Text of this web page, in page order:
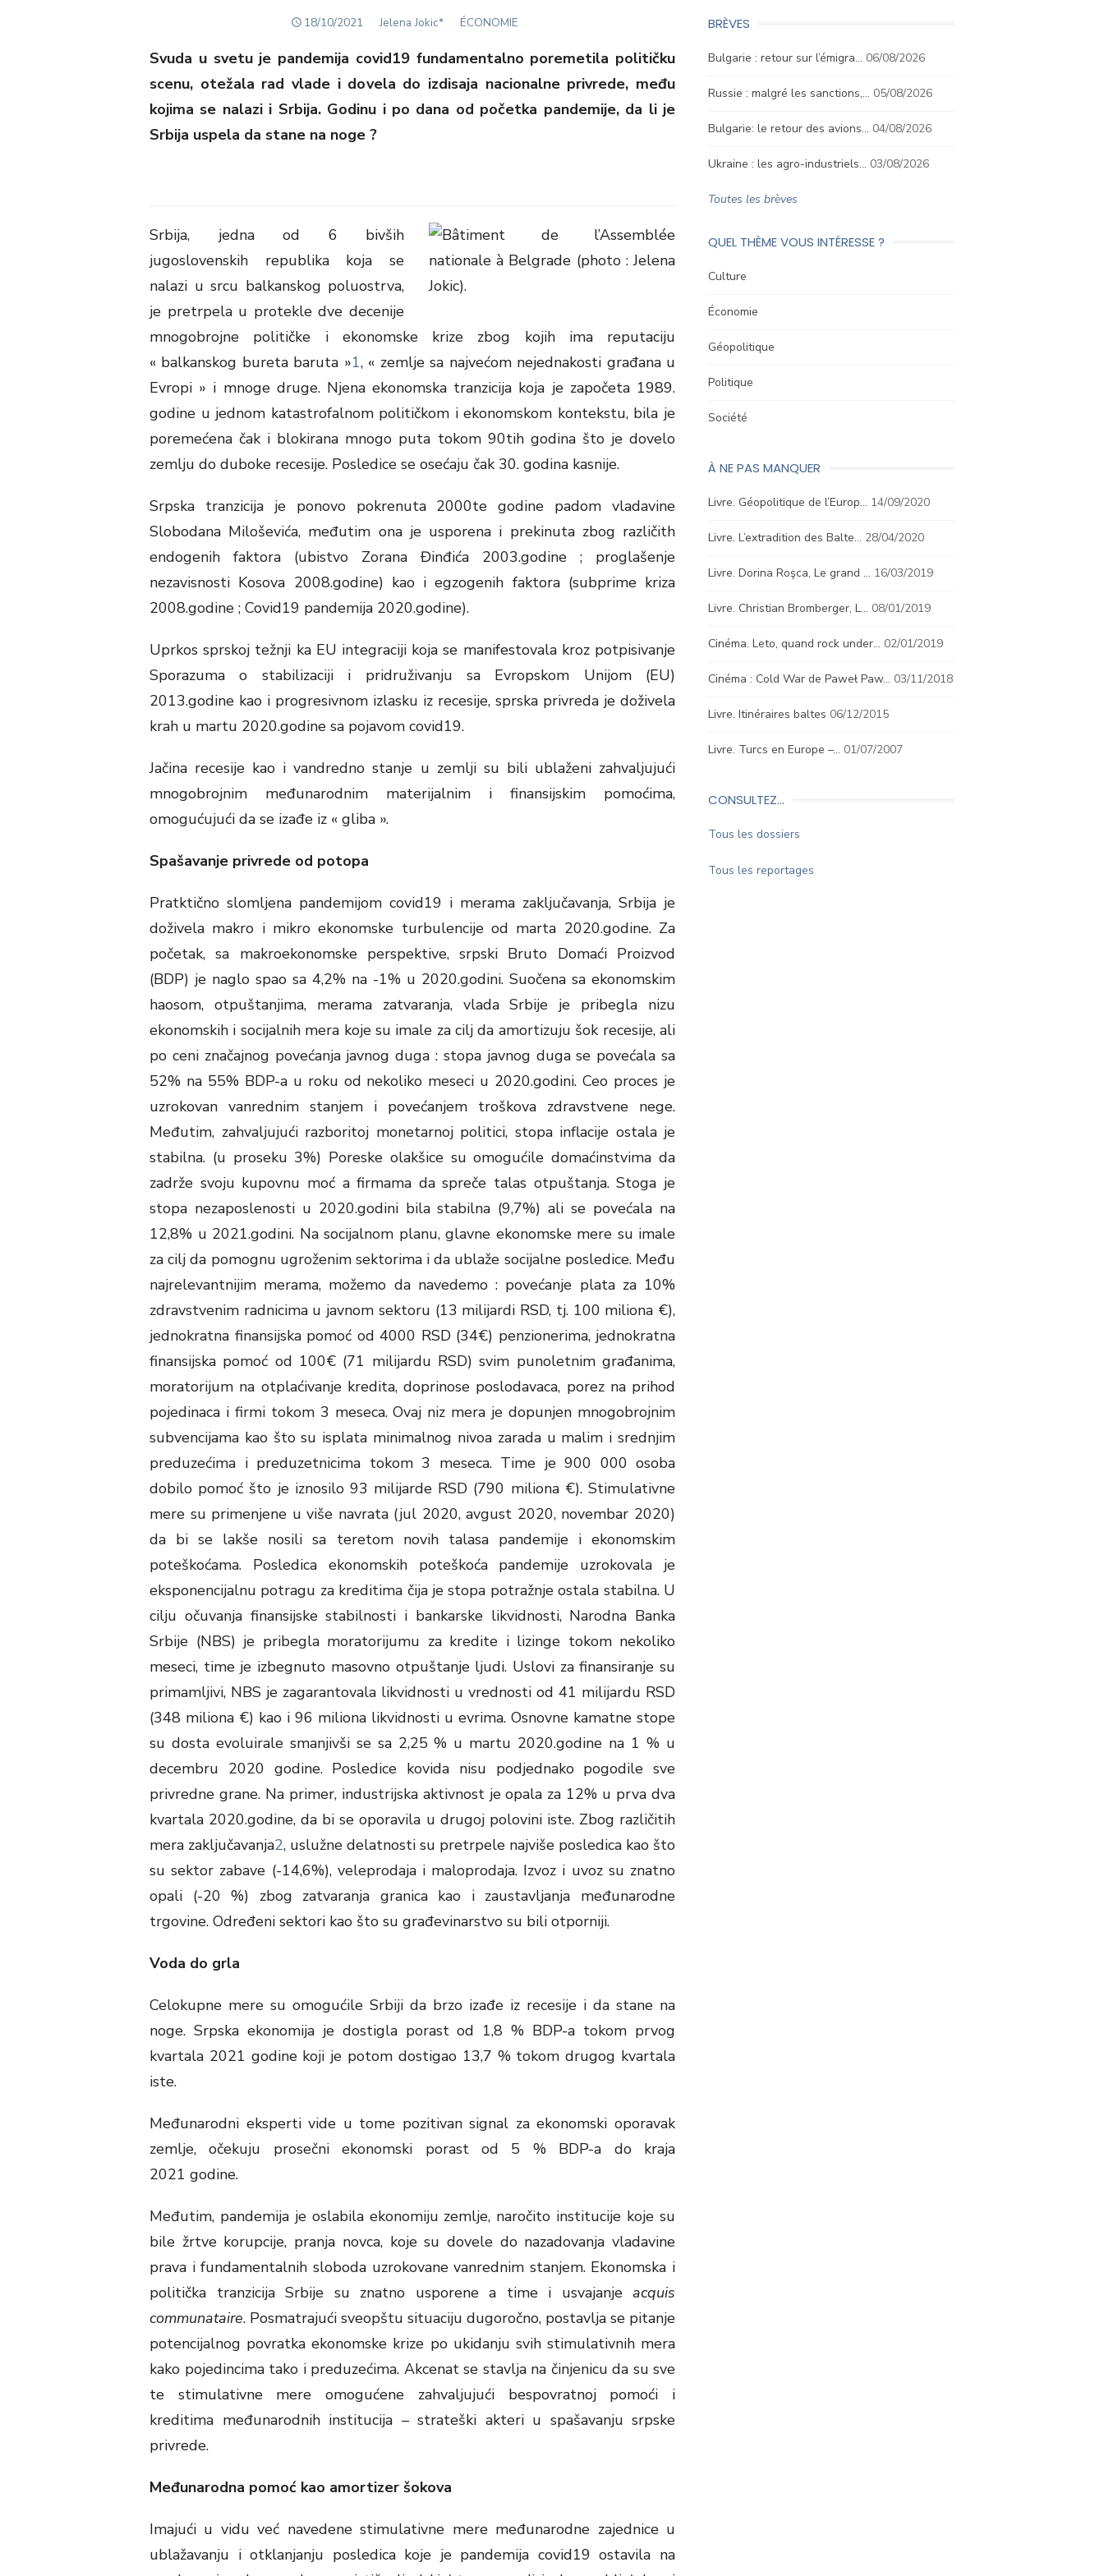
POSTED
18/10/2021 Author
Jelena Jokic* ÉCONOMIE
Svuda u svetu je pandemija covid19 fundamentalno poremetila političku
scenu, otežala rad vlade i dovela do izdisaja nacionalne privrede, među
kojima se nalazi i Srbija. Godinu i po dana od početka pandemije, da li je
Srbija uspela da stane na noge ?
Srbija, jedna od 6 bivših
jugoslovenskih republika koja se
nalazi u srcu balkanskog poluostrva,
je pretrpela u protekle dve decenije
mnogobrojne političke i ekonomske krize zbog kojih ima reputaciju
« balkanskog bureta baruta »1, « zemlje sa najvećom nejednakosti građana u
Evropi » i mnoge druge. Njena ekonomska tranzicija koja je započeta 1989.
godine u jednom katastrofalnom političkom i ekonomskom kontekstu, bila je
poremećena čak i blokirana mnogo puta tokom 90tih godina što je dovelo
zemlju do duboke recesije. Posledice se osećaju čak 30. godina kasnije.
Srpska tranzicija je ponovo pokrenuta 2000te godine padom vladavine
Slobodana Miloševića, međutim ona je usporena i prekinuta zbog različith
endogenih faktora (ubistvo Zorana Đinđića 2003.godine ; proglašenje
nezavisnosti Kosova 2008.godine) kao i egzogenih faktora (subprime kriza
2008.godine ; Covid19 pandemija 2020.godine).
Uprkos sprskoj težnji ka EU integraciji koja se manifestovala kroz potpisivanje
Sporazuma o stabilizaciji i pridruživanju sa Evropskom Unijom (EU)
2013.godine kao i progresivnom izlasku iz recesije, sprska privreda je doživela
krah u martu 2020.godine sa pojavom covid19.
Jačina recesije kao i vandredno stanje u zemlji su bili ublaženi zahvaljujući
mnogobrojnim međunarodnim materijalnim i finansijskim pomoćima,
omogućujući da se izađe iz « gliba ».
Spašavanje privrede od potopa
Pratktično slomljena pandemijom covid19 i merama zaključavanja, Srbija je
doživela makro i mikro ekonomske turbulencije od marta 2020.godine. Za
početak, sa makroekonomske perspektive, srpski Bruto Domaći Proizvod
(BDP) je naglo spao sa 4,2% na -1% u 2020.godini. Suočena sa ekonomskim
haosom, otpuštanjima, merama zatvaranja, vlada Srbije je pribegla nizu
ekonomskih i socijalnih mera koje su imale za cilj da amortizuju šok recesije, ali
po ceni značajnog povećanja javnog duga : stopa javnog duga se povećala sa
52% na 55% BDP-a u roku od nekoliko meseci u 2020.godini. Ceo proces je
uzrokovan vanrednim stanjem i povećanjem troškova zdravstvene nege.
Međutim, zahvaljujući razboritoj monetarnoj politici, stopa inflacije ostala je
stabilna. (u proseku 3%) Poreske olakšice su omogućile domaćinstvima da
zadrže svoju kupovnu moć a firmama da spreče talas otpuštanja. Stoga je
stopa nezaposlenosti u 2020.godini bila stabilna (9,7%) ali se povećala na
12,8% u 2021.godini. Na socijalnom planu, glavne ekonomske mere su imale
za cilj da pomognu ugroženim sektorima i da ublaže socijalne posledice. Među
najrelevantnijim merama, možemo da navedemo : povećanje plata za 10%
zdravstvenim radnicima u javnom sektoru (13 milijardi RSD, tj. 100 miliona €),
jednokratna finansijska pomoć od 4000 RSD (34€) penzionerima, jednokratna
finansijska pomoć od 100€ (71 milijardu RSD) svim punoletnim građanima,
moratorijum na otplaćivanje kredita, doprinose poslodavaca, porez na prihod
pojedinaca i firmi tokom 3 meseca. Ovaj niz mera je dopunjen mnogobrojnim
subvencijama kao što su isplata minimalnog nivoa zarada u malim i srednjim
preduzećima i preduzetnicima tokom 3 meseca. Time je 900 000 osoba
dobilo pomoć što je iznosilo 93 milijarde RSD (790 miliona €). Stimulativne
mere su primenjene u više navrata (jul 2020, avgust 2020, novembar 2020)
da bi se lakše nosili sa teretom novih talasa pandemije i ekonomskim
poteškoćama. Posledica ekonomskih poteškoća pandemije uzrokovala je
eksponencijalnu potragu za kreditima čija je stopa potražnje ostala stabilna. U
cilju očuvanja finansijske stabilnosti i bankarske likvidnosti, Narodna Banka
Srbije (NBS) je pribegla moratorijumu za kredite i lizinge tokom nekoliko
meseci, time je izbegnuto masovno otpuštanje ljudi. Uslovi za finansiranje su
primamljivi, NBS je zagarantovala likvidnosti u vrednosti od 41 milijardu RSD
(348 miliona €) kao i 96 miliona likvidnosti u evrima. Osnovne kamatne stope
su dosta evoluirale smanjivši se sa 2,25 % u martu 2020.godine na 1 % u
decembru 2020 godine. Posledice kovida nisu podjednako pogodile sve
privredne grane. Na primer, industrijska aktivnost je opala za 12% u prva dva
kvartala 2020.godine, da bi se oporavila u drugoj polovini iste. Zbog različitih
mera zaključavanja2, uslužne delatnosti su pretrpele najviše posledica kao što
su sektor zabave (-14,6%), veleprodaja i maloprodaja. Izvoz i uvoz su znatno
opali (-20 %) zbog zatvaranja granica kao i zaustavljanja međunarodne
trgovine. Određeni sektori kao što su građevinarstvo su bili otporniji.
Voda do grla
Celokupne mere su omogućile Srbiji da brzo izađe iz recesije i da stane na
noge. Srpska ekonomija je dostigla porast od 1,8 % BDP-a tokom prvog
kvartala 2021 godine koji je potom dostigao 13,7 % tokom drugog kvartala
iste.
Međunarodni eksperti vide u tome pozitivan signal za ekonomski oporavak
zemlje, očekuju prosečni ekonomski porast od 5 % BDP-a do kraja
2021 godine.
Međutim, pandemija je oslabila ekonomiju zemlje, naročito institucije koje su
bile žrtve korupcije, pranja novca, koje su dovele do nazadovanja vladavine
prava i fundamentalnih sloboda uzrokovane vanrednim stanjem. Ekonomska i
politička tranzicija Srbije su znatno usporene a time i usvajanje acquis
communataire. Posmatrajući sveopštu situaciju dugoročno, postavlja se pitanje
potencijalnog povratka ekonomske krize po ukidanju svih stimulativnih mera
kako pojedincima tako i preduzećima. Akcenat se stavlja na činjenicu da su sve
te stimulativne mere omogućene zahvaljujući bespovratnoj pomoći i
kreditima međunarodnih institucija – strateški akteri u spašavanju srpske
privrede.
Međunarodna pomoć kao amortizer šokova
Imajući u vidu već navedene stimulativne mere međunarodne zajednice u
ublažavanju i otklanjanju posledica koje je pandemija covid19 ostavila na
BRÈVES
Bulgarie : retour sur l’émigra… 06/08/2026
Russie : malgré les sanctions,… 05/08/2026
Bulgarie: le retour des avions… 04/08/2026
Ukraine : les agro-industriels… 03/08/2026
Toutes les brèves
QUEL THÈME VOUS INTÉRESSE ?
Culture
Économie
Géopolitique
Politique
Société
À NE PAS MANQUER
Livre. Géopolitique de l’Europ… 14/09/2020
Livre. L’extradition des Balte… 28/04/2020
Livre. Dorina Roşca, Le grand … 16/03/2019
Livre. Christian Bromberger, L… 08/01/2019
Cinéma. Leto, quand rock under… 02/01/2019
Cinéma : Cold War de Paweł Paw… 03/11/2018
Livre. Itinéraires baltes 06/12/2015
Livre. Turcs en Europe –… 01/07/2007
CONSULTEZ…
Tous les dossiers
Tous les reportages